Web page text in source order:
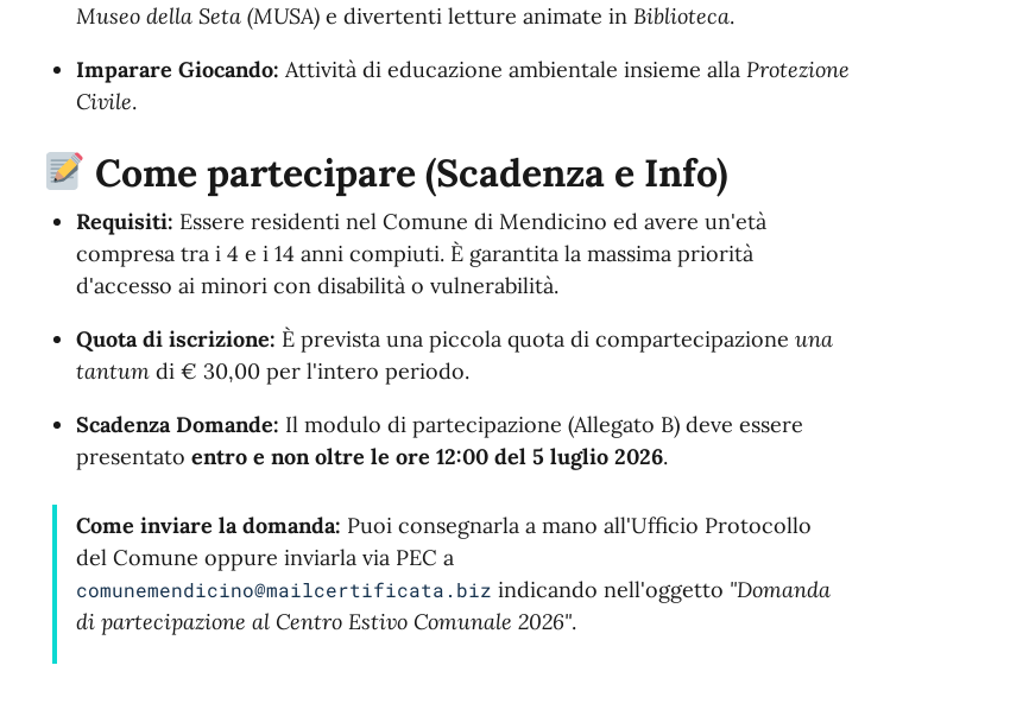
Museo della Seta (MUSA)e divertenti letture animate in Biblioteca.
Imparare Giocando: Attività di educazione ambientale insieme alla Protezione
Civile.
Come partecipare (Scadenza e Info)
Requisiti: Essere residenti nel Comune di Mendicino ed avere un'età
compresa tra i 4 e i 14 anni compiuti. È garantita la massima priorità
d'accesso ai minori con disabilità o vulnerabilità.
Quota di iscrizione: È prevista una piccola quota di compartecipazione una
tantumdi € 30,00 per l'intero periodo.
Scadenza Domande: Il modulo di partecipazione (Allegato B) deve essere
presentato entro e non oltre le ore 12:00 del 5 luglio 2026.
Come inviare la domanda: Puoi consegnarla a mano all'Ufficio Protocollo
del Comune oppure inviarla via PEC a
comunemendicino@mailcertificata.biz indicando nell'oggetto "Domanda
di partecipazione al Centro Estivo Comunale 2026".